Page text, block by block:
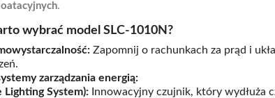
.
wybrać model SLC-1010N?
Zapomnij o rachunkach za prąd i
zarządzania energią:
Lighting System): Innowacyjny czujnik, który wydłuża